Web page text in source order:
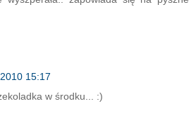
15:17
w środku... :)